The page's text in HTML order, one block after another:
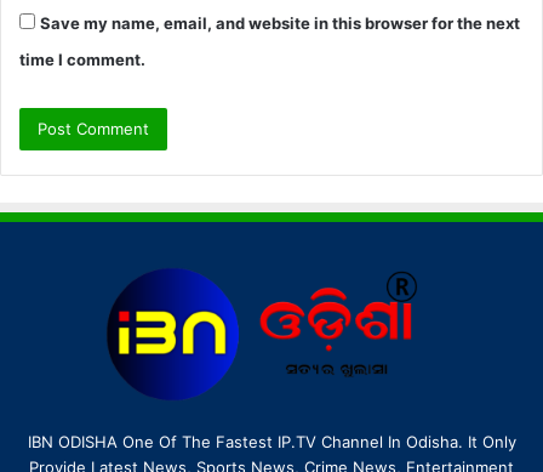
Save my name, email, and website in this browser for the next
time I comment.
IBN ODISHA One Of The Fastest IP.TV Channel In Odisha. It Only
Provide Latest News, Sports News, Crime News, Entertainment